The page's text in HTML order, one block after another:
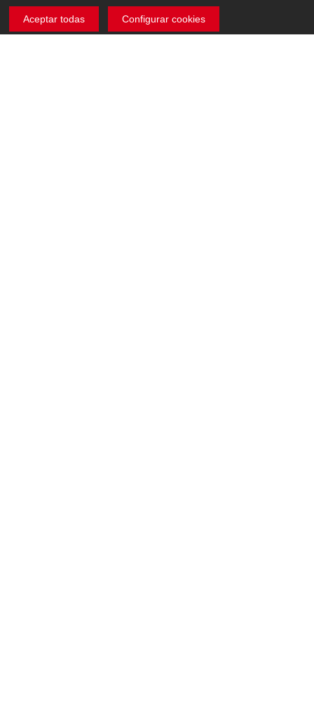
Aceptar todas Configurar cookies